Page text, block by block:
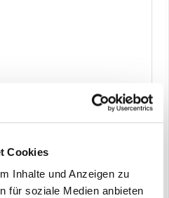
Cookies
Inhalte und Anzeigen zu
für soziale Medien anbieten